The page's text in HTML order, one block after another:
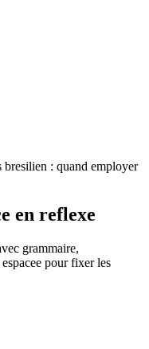
: quand employer
en reflexe
grammaire,
pour fixer les